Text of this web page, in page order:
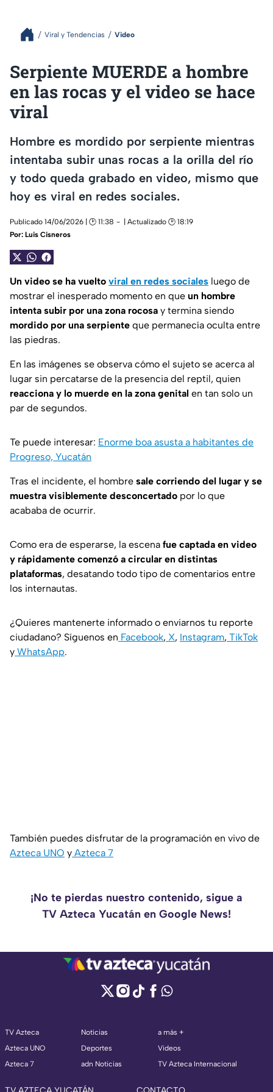
Viral y Tendencias Video
Serpiente MUERDE a hombre
en las rocas y el video se hace
viral
Hombre es mordido por serpiente mientras
intentaba subir unas rocas a la orilla del río
y todo queda grabado en video, mismo que
hoy es viral en redes sociales.
Publicado 14/06/2026 | 🕑 11:38
| Actualizado 🕑 18:19
Por: Luis Cisneros
Un video se ha vuelto viral en redes sociales luego de
mostrar el inesperado momento en que un hombre
intenta subir por una zona rocosa y termina siendo
mordido por una serpiente que permanecía oculta entre
las piedras.
En las imágenes se observa cómo el sujeto se acerca al
lugar sin percatarse de la presencia del reptil, quien
reacciona y lo muerde en la zona genital en tan solo un
par de segundos.
Te puede interesar: Enorme boa asusta a habitantes de
Progreso, Yucatán
Tras el incidente, el hombre sale corriendo del lugar y se
muestra visiblemente desconcertado por lo que
acababa de ocurrir.
Como era de esperarse, la escena fue captada en video
y rápidamente comenzó a circular en distintas
plataformas, desatando todo tipo de comentarios entre
los internautas.
¿Quieres mantenerte informado o enviarnos tu reporte
ciudadano? Síguenos en Facebook, X, Instagram, TikTok
y WhatsApp.
También puedes disfrutar de la programación en vivo de
Azteca UNO y Azteca 7
¡No te pierdas nuestro contenido, sigue a
TV Azteca Yucatán en Google News!
TV Azteca
Azteca UNO
Azteca 7
Noticias
Deportes
adn Noticias
a más +
Videos
TV Azteca Internacional